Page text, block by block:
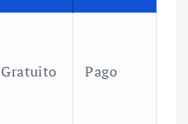
Gratuito Pago